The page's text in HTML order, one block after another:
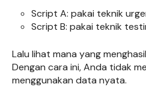
Script A: pakai teknik
Script B: pakai teknik
Lalu lihat mana yang
Dengan cara ini, Anda tidak
menggunakan data nyata.